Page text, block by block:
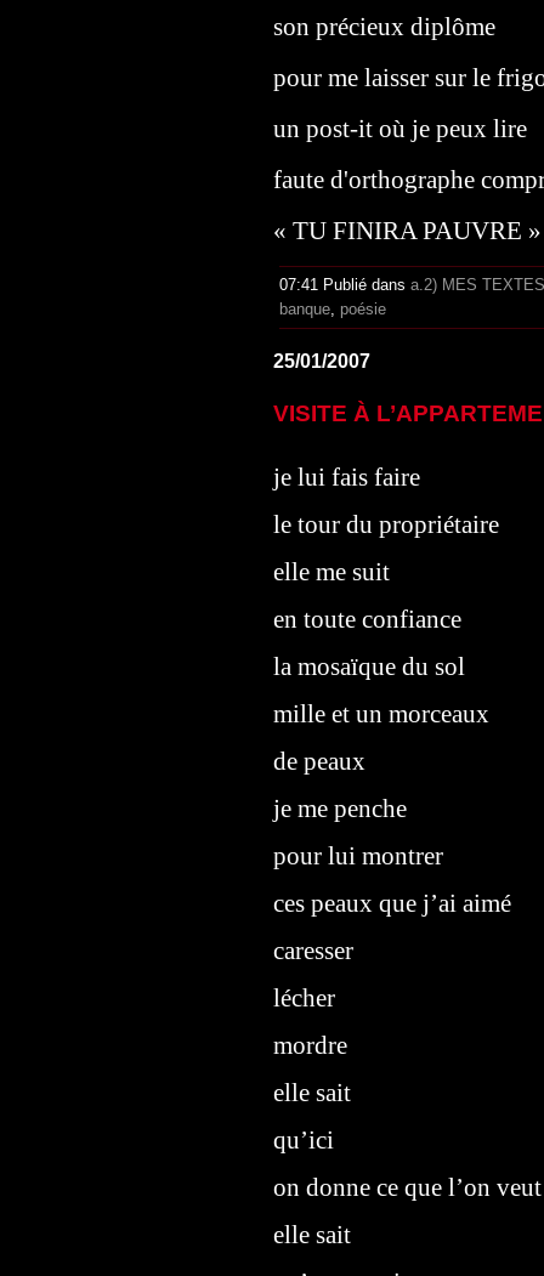
son précieux diplôme
pour me laisser sur le
un post-it où je peux lire
faute d'orthographe
« TU FINIRA PAUVRE »
07:41 Publié dans a.2) MES TEXTES
banque poésie
25/01/2007
VISITE À
je lui fais faire
le tour du propriétaire
elle me suit
en toute confiance
la mosaïque du sol
mille et un morceaux
de peaux
je me penche
pour lui montrer
ces peaux que j’ai aimé
caresser
lécher
mordre
elle sait
qu’ici
on donne ce que l’on veut
elle sait